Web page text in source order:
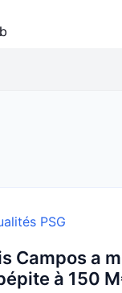
PSG
Campos a
à 150